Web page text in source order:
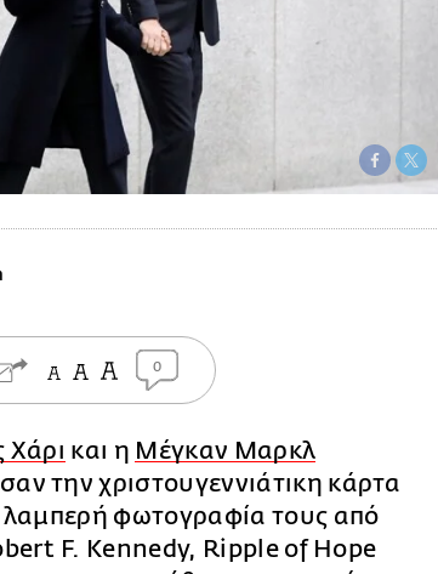
0
Χάρι και η Μέγκαν Μαρκλ
την χριστουγεννιάτικη κάρτα
λαμπερή φωτογραφία τους από
F. Kennedy, Ripple of Hope